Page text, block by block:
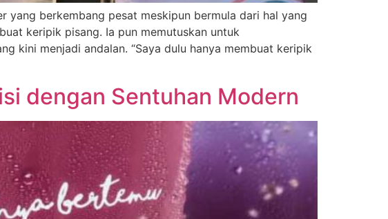
yang berkembang pesat meskipun bermula dari hal yang
keripik pisang. Ia pun memutuskan untuk
kini menjadi andalan. “Saya dulu hanya membuat keripik
dengan Sentuhan Modern